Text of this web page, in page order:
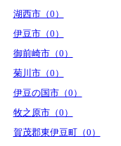
湖西市（0）
伊豆市（0）
御前崎市（0）
菊川市（0）
伊豆の国市（0）
牧之原市（0）
賀茂郡東伊豆町（0）